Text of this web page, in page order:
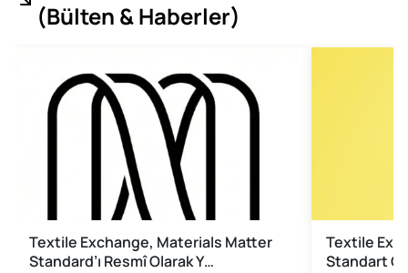
(Bülten & Haberler)
Textile Exchange, Materials Matter
Standard’ı Resmî Olarak Y…
Textile
Standart